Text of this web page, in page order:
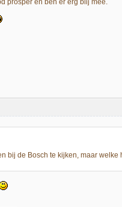
bij de Bosch te kijken, maar